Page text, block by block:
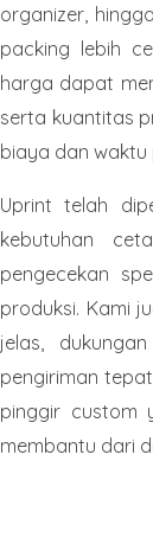
organizer,
packing lebih
harga dapat
serta kuantitas
biaya dan waktu
Uprint telah
kebutuhan
pengecekan
produksi. Kami
jelas,
pengiriman
pinggir custom
membantu dari